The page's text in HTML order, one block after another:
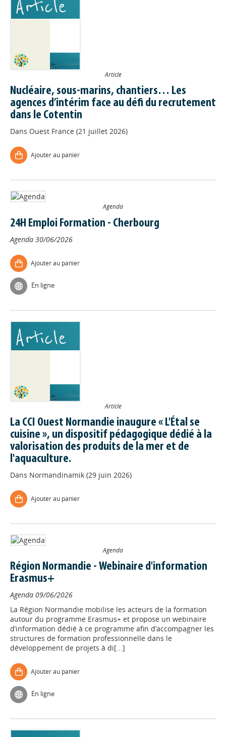
Article
Nucléaire, sous-marins, chantiers… Les
agences d’intérim face au défi du recrutement
dans le Cotentin
Dans Ouest France (21 juillet 2026)
Ajouter au panier
Agenda
24H Emploi Formation - Cherbourg
Agenda 30/06/2026
Ajouter au panier
En ligne
Article
La CCI Ouest Normandie inaugure « L'Étal se
cuisine », un dispositif pédagogique dédié à la
valorisation des produits de la mer et de
l'aquaculture.
Dans Normandinamik (29 juin 2026)
Ajouter au panier
Agenda
Région Normandie - Webinaire d'information
Erasmus+
Agenda 09/06/2026
La Région Normandie mobilise les acteurs de la formation
autour du programme Erasmus+ et propose un webinaire
d’information dédié à ce programme afin d’accompagner les
structures de formation professionnelle dans le
développement de projets à di[...]
Ajouter au panier
En ligne